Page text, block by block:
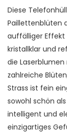
Diese
Paillettenblüten
auffälliger Effekt
kristallklar und
die
zahlreiche
Strass ist fein
sowohl schön
intelligent und
einzigartiges